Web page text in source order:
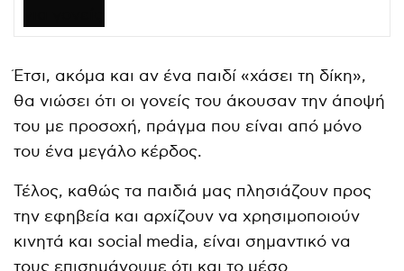
Έτσι, ακόμα και αν ένα παιδί «χάσει τη δίκη»,
θα νιώσει ότι οι γονείς του άκουσαν την άποψή
του με προσοχή, πράγμα που είναι από μόνο
του ένα μεγάλο κέρδος.
Τέλος, καθώς τα παιδιά μας πλησιάζουν προς
την εφηβεία και αρχίζουν να χρησιμοποιούν
κινητά και social media, είναι σημαντικό να
τους επισημάνουμε ότι και το μέσο